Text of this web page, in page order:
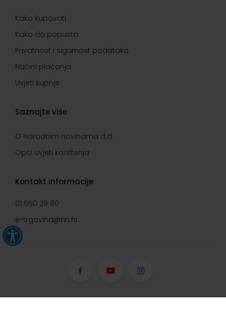
Kako kupovati
Kako do popusta
Privatnost i sigurnost podataka
Načini plaćanja
Uvjeti kupnje
Saznajte više
O Narodnim novinama d.d.
Opći uvjeti korištenja
Kontakt informacije
01 650 28 80
e-trgovina@nn.hr